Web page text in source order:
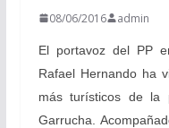
08/06/2016 admin
El portavoz del PP
Rafael Hernando ha
más turísticos de la
Garrucha.